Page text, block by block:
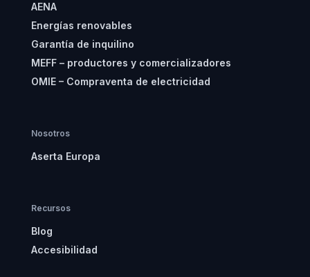
AENA
Energías renovables
Garantía de inquilino
MEFF – productores y comercializadores
OMIE – Compraventa de electricidad
Nosotros
Aserta Europa
Recursos
Blog
Accesibilidad